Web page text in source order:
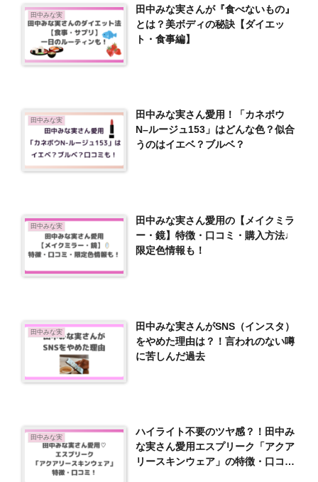
田中みな実
田中みな実さんが『食べないもの』
とは？美ボディの秘訣【ダイエッ
ト・食事編】
田中みな実
田中みな実さん愛用！「カネボウ
N–ルージュ153」はどんな色？似合
うのはイエベ？ブルベ？
田中みな実
田中みな実さん愛用の【メイクミラ
ー・鏡】特徴・口コミ・購入方法♩
限定色情報も！
田中みな実
田中みな実さんがSNS（インスタ）
をやめた理由は？！言われのない噂
に苦しんだ過去
田中みな実
ハイライト不要のツヤ感？！田中み
な実さん愛用エスプリーク「アクア
リースキンウェア」の特徴・口コミ